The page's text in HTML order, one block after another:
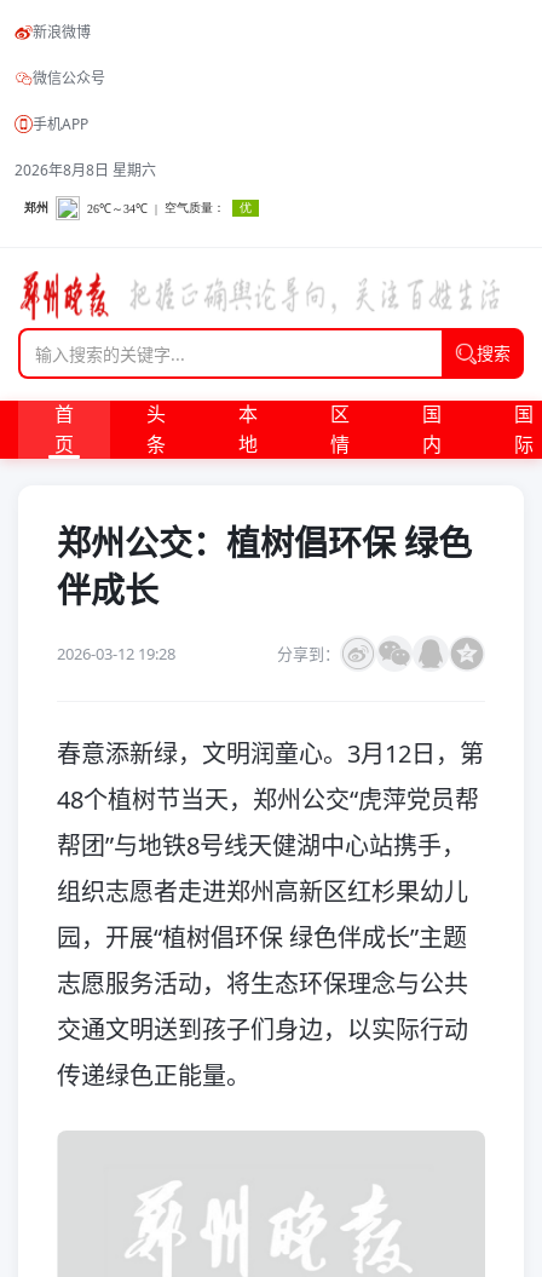
新浪微博
微信公众号
手机APP
2026年8月8日 星期六
搜索
首
页
头
条
本
地
区
情
国
内
国
际
郑州公交：植树倡环保 绿色
伴成长
2026-03-12 19:28 分享到：
春意添新绿，文明润童心。3月12日，第
48个植树节当天，郑州公交“虎萍党员帮
帮团”与地铁8号线天健湖中心站携手，
组织志愿者走进郑州高新区红杉果幼儿
园，开展“植树倡环保 绿色伴成长”主题
志愿服务活动，将生态环保理念与公共
交通文明送到孩子们身边，以实际行动
传递绿色正能量。